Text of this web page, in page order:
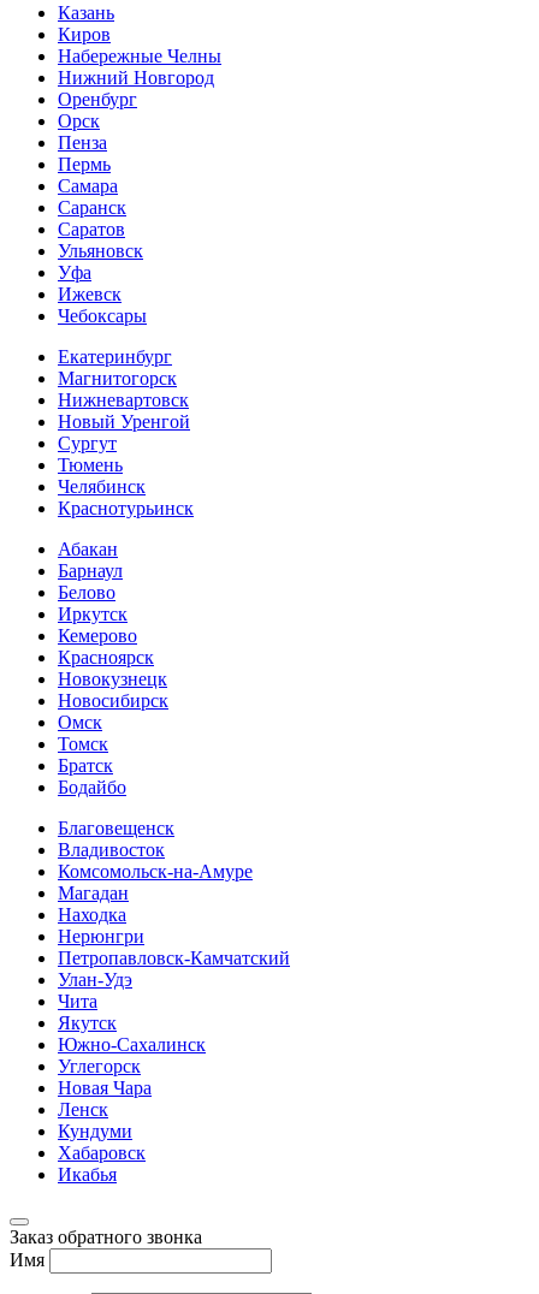
Казань
Киров
Набережные Челны
Нижний Новгород
Оренбург
Орск
Пенза
Пермь
Самара
Саранск
Саратов
Ульяновск
Уфа
Ижевск
Чебоксары
Екатеринбург
Магнитогорск
Нижневартовск
Новый Уренгой
Сургут
Тюмень
Челябинск
Краснотурьинск
Абакан
Барнаул
Белово
Иркутск
Кемерово
Красноярск
Новокузнецк
Новосибирск
Омск
Томск
Братск
Бодайбо
Благовещенск
Владивосток
Комсомольск-на-Амуре
Магадан
Находка
Нерюнгри
Петропавловск-Камчатский
Улан-Удэ
Чита
Якутск
Южно-Сахалинск
Углегорск
Новая Чара
Ленск
Кундуми
Хабаровск
Икабья
Заказ обратного звонка
Имя